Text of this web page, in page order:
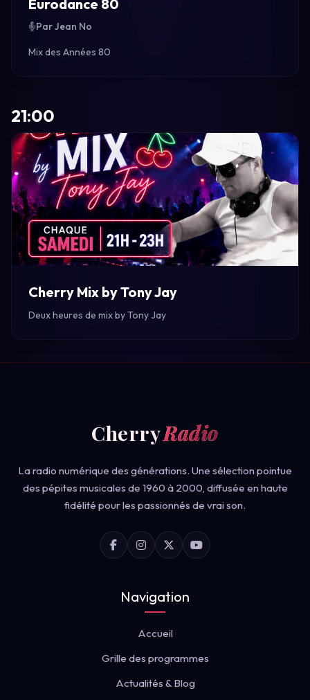
Eurodance 80
Par Jean No
Mix des Années 80
21:00
Cherry Mix by Tony Jay
Deux heures de mix by Tony Jay
CherryRadio
La radio numérique des générations. Une sélection pointue
des pépites musicales de 1960 à 2000, diffusée en haute
fidélité pour les passionnés de vrai son.
Navigation
Accueil
Grille des programmes
Actualités & Blog